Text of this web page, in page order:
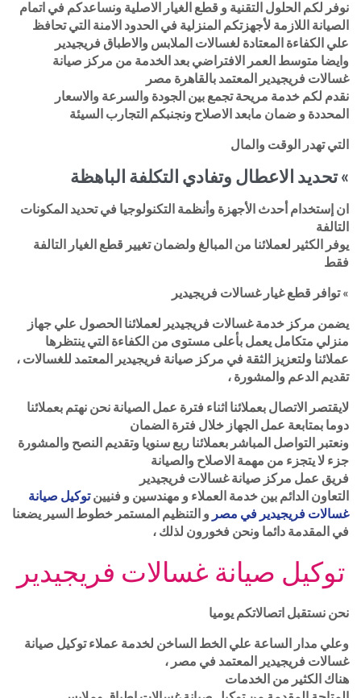
نوفر لكم الحلول التقنية و قطع الغيار الاصلية ونساعدكم في اتمام
الصيانة اللازمة لأجهزتكم المنزلية في الحدود الامنة التي تحافظ
علي الكفاءة المعتادة لغسالات الملابس والاطباق فريجيدير
وايضا متوسط العمر الافتراضي بعد الخدمة من مركز صيانة
غسالات فريجيدير المعتمد بالقاهرة مصر
نقدم لكم خدمة مريحة تجمع بين الجودة والسرعة والاسعار
المحددة و ضمان مابعد الاصلاح ونجنبكم التجارب السيئة
التي تهدر الوقت والمال
» تحديد الاعطال وتفادي التكلفة الباهظة
ان إستخدام أحدث الأجهزة وأنظمة التكنولوجيا في تحديد المكونات
التالفة
يوفر الكثير لعملائنا من المبالغ ولضمان تغيير قطع الغيار التالفة
فقط
» توافر قطع غيار غسالات فريجيدير
يضمن مركز خدمة غسالات فريجيدير لعملائنا الحصول علي جهاز
منزلي متكامل يعمل بأعلى مستوى من الكفاءة التي ينتظرها
عملائنا ولتعزيز الثقة في مركز صيانة فريجيدير المعتمد للغسالات ،
تقديم الدعم والمشورة ،
لايقتصر الاتصال بعملائنا اثناء فترة عمل الصيانة نحن نهتم بعملائنا
دوما بمتابعة عمل الجهاز خلال فترة الضمان
ونعتبر التواصل المباشر بعملائنا ربع سنويا وتقديم النصح والمشورة
جزء لا يتجزء من مهمة الاصلاح والصيانة
فريق عمل مركز صيانة غسالات فريجيدير
التعاون الدائم بين خدمة العملاء و مهندسين و فنيينتوكيل صيانة
غسالات فريجيدير في مصر و التنظيم المستمر خطوط السير يضعنا
في المقدمة دائما ونحن فخورون لذلك ،
توكيل صيانة غسالات فريجيدير
نحن نستقبل اتصالاتكم يوميا
وعلي مدار الساعة علي الخط الساخن لخدمة عملاء توكيل صيانة
غسالات فريجيدير المعتمد في مصر ،
هناك الكثير من الخدمات